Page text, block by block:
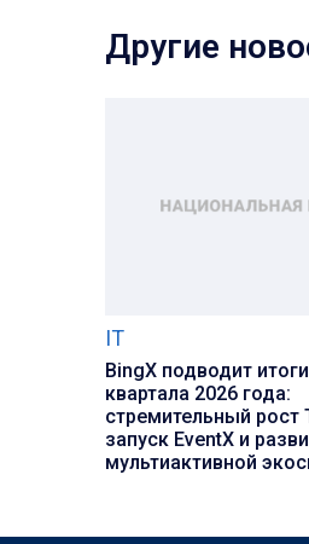
Другие
IT
BingX подводит
квартала 2026 года:
стремительный рост
запуск EventX и
мультиактивной